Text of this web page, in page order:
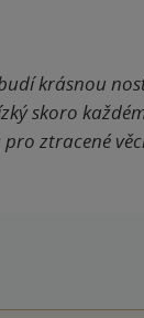
krásnou
skoro
ztracené